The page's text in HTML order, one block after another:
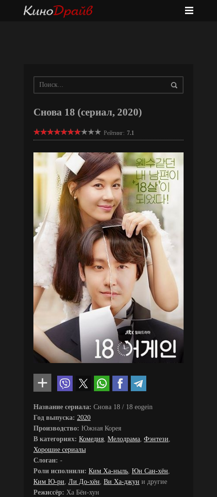
Снова 18 (сериал, 2020)
Рейтинг: 7.1
Название сериала: Снова 18 / 18 eogein
Год выпуска: 2020
Производство: Южная Корея
В категориях: Комедия, Мелодрама, Фэнтези,
Хорошие сериалы
Слоган: -
Роли исполнили: Ким Ха-ныль, Юн Сан-хён,
Ким Ю-ри, Ли До-хён, Ви Ха-джун и другие
Режиссёр: Ха Бён-хун